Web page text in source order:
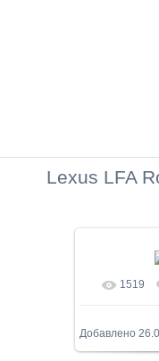
Lexus LFA
В
1519
Добавлено